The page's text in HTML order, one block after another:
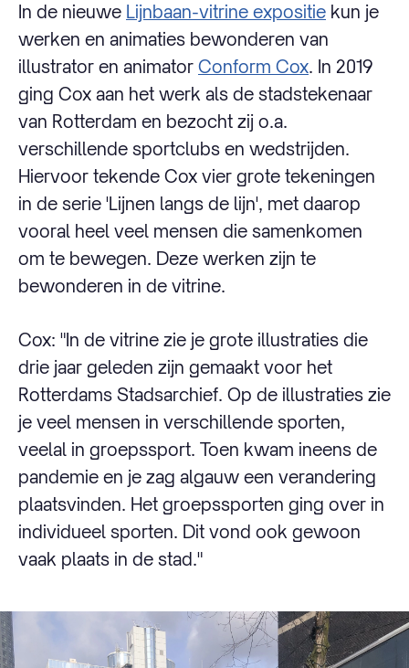
In de nieuwe Lijnbaan-vitrine expositie kun je
werken en animaties bewonderen van
illustrator en animator Conform Cox. In 2019
ging Cox aan het werk als de stadstekenaar
van Rotterdam en bezocht zij o.a.
verschillende sportclubs en wedstrijden.
Hiervoor tekende Cox vier grote tekeningen
in de serie 'Lijnen langs de lijn', met daarop
vooral heel veel mensen die samenkomen
om te bewegen. Deze werken zijn te
bewonderen in de vitrine.
Cox: "In de vitrine zie je grote illustraties die
drie jaar geleden zijn gemaakt voor het
Rotterdams Stadsarchief. Op de illustraties zie
je veel mensen in verschillende sporten,
veelal in groepssport. Toen kwam ineens de
pandemie en je zag algauw een verandering
plaatsvinden. Het groepssporten ging over in
individueel sporten. Dit vond ook gewoon
vaak plaats in de stad."